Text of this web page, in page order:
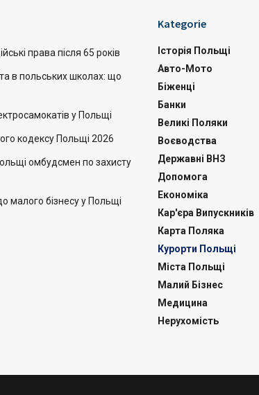
права після 65 років
в польських школах: що
у Польщі
кодексу Польщі 2026
омбудсмен по захисту
малого бізнесу у Польщі
Kategorie
Історія Польщі
Авто-Мото
Біженці
Банки
Великі Поляки
Воєводства
Державні ВНЗ
Допомога
Економіка
Кар'єра Випускників
Карта Поляка
Курорти Польщі
Міста Польщі
Малий Бізнес
Медицина
Нерухомість